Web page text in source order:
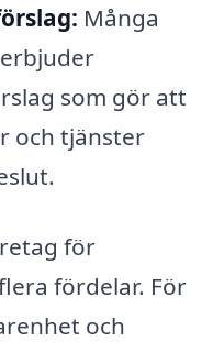
Många
som gör att
och tjänster
för
fördelar. För
och